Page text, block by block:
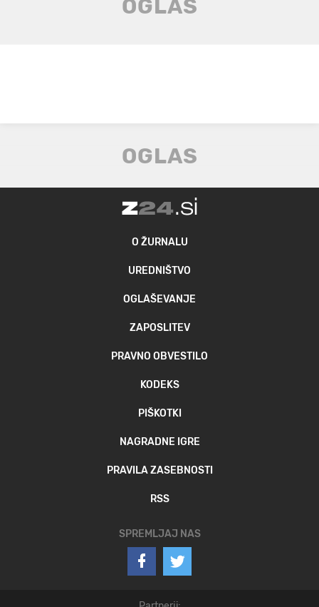
O ŽURNALU
UREDNIŠTVO
OGLAŠEVANJE
ZAPOSLITEV
PRAVNO OBVESTILO
KODEKS
PIŠKOTKI
NAGRADNE IGRE
PRAVILA ZASEBNOSTI
RSS
SPREMLJAJ NAS